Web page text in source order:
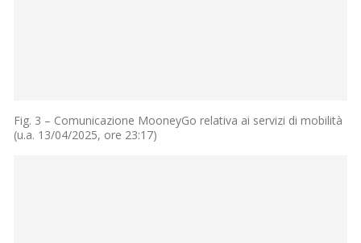
Fig. 3 – Comunicazione MooneyGo relativa ai servizi di mobilità
(u.a. 13/04/2025, ore 23:17)